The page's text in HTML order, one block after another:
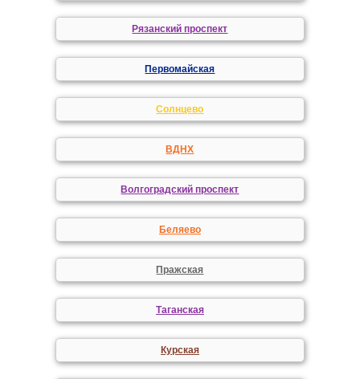
Рязанский проспект
Первомайская
Солнцево
ВДНХ
Волгоградский проспект
Беляево
Пражская
Таганская
Курская